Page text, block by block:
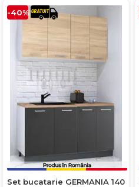
-40%
Set bucatarie GERMANIA 140